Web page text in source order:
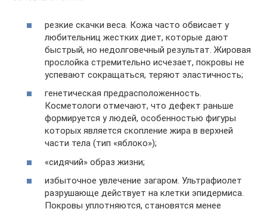
резкие скачки веса. Кожа часто обвисает у
любительниц жестких диет, которые дают
быстрый, но недолговечный результат. Жировая
прослойка стремительно исчезает, покровы не
успевают сокращаться, теряют эластичность;
генетическая предрасположенность.
Косметологи отмечают, что дефект раньше
формируется у людей, особенностью фигуры
которых является скопление жира в верхней
части тела (тип «яблоко»);
«сидячий» образ жизни;
избыточное увлечение загаром. Ультрафиолет
разрушающе действует на клетки эпидермиса.
Покровы уплотняются, становятся менее